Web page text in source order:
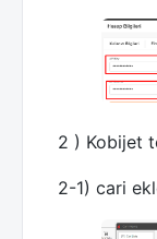
2 ) Kobijet
2-1) cari